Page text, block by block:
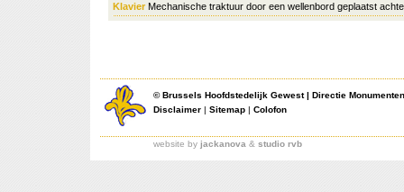
Klavier Mechanische traktuur door een wellenbord geplaatst
©Brussels Hoofdstedelijk Gewest| Directie
Disclaimer | Sitemap | Colofon
website by jackanova & studio rvb